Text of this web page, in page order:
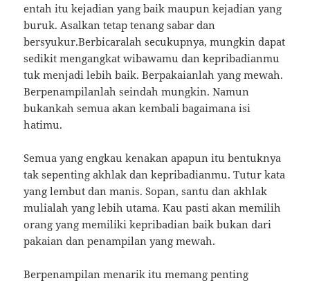
entah itu kejadian yang baik maupun kejadian yang
buruk. Asalkan tetap tenang sabar dan
bersyukur.Berbicaralah secukupnya, mungkin dapat
sedikit mengangkat wibawamu dan kepribadianmu
tuk menjadi lebih baik. Berpakaianlah yang mewah.
Berpenampilanlah seindah mungkin. Namun
bukankah semua akan kembali bagaimana isi
hatimu.
Semua yang engkau kenakan apapun itu bentuknya
tak sepenting akhlak dan kepribadianmu. Tutur kata
yang lembut dan manis. Sopan, santu dan akhlak
mulialah yang lebih utama. Kau pasti akan memilih
orang yang memiliki kepribadian baik bukan dari
pakaian dan penampilan yang mewah.
Berpenampilan menarik itu memang penting